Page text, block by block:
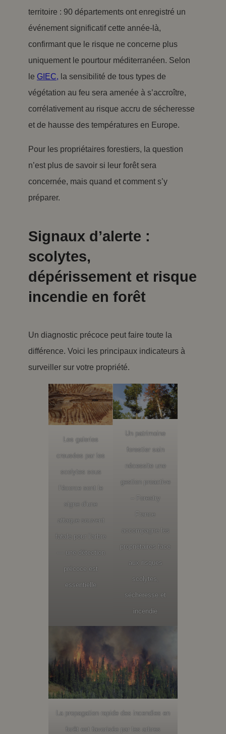
territoire : 90 départements ont enregistré un
événement significatif cette année-là,
confirmant que le risque ne concerne plus
uniquement le pourtour méditerranéen. Selon
le GIEC, la sensibilité de tous types de
végétation au feu sera amenée à s’accroître,
corrélativement au risque accru de sécheresse
et de hausse des températures en Europe.
Pour les propriétaires forestiers, la question
n’est plus de savoir si leur forêt sera
concernée, mais quand et comment s’y
préparer.
Signaux d’alerte :
scolytes,
dépérissement et risque
incendie en forêt
Un diagnostic précoce peut faire toute la
différence. Voici les principaux indicateurs à
surveiller sur votre propriété.
Les galeries
creusées par les
scolytes sous
l’écorce sont le
signe d’une
attaque souvent
fatale pour l’arbre
— une détection
précoce est
essentielle
Un patrimoine
forestier sain
nécessite une
gestion proactive
– Forestry
France
accompagne les
propriétaires face
aux risques
scolytes,
sécheresse et
incendie
La propagation rapide des incendies en
forêt est favorisée par les arbres